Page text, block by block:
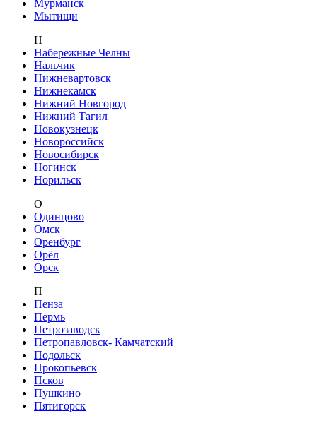
Мурманск
Мытищи
Н
Набережные Челны
Нальчик
Нижневартовск
Нижнекамск
Нижний Новгород
Нижний Тагил
Новокузнецк
Новороссийск
Новосибирск
Ногинск
Норильск
О
Одинцово
Омск
Оренбург
Орёл
Орск
П
Пенза
Пермь
Петрозаводск
Петропавловск- Камчатский
Подольск
Прокопьевск
Псков
Пушкино
Пятигорск